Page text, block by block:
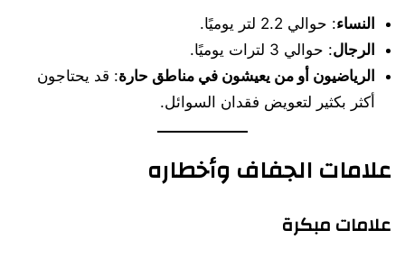
النساء: حوالي 2.2 لتر يوميًا.
الرجال: حوالي 3 لترات يوميًا.
الرياضيون أو من يعيشون في مناطق حارة: قد يحتاجون
أكثر بكثير لتعويض فقدان السوائل.
علامات الجفاف وأخطاره
علامات مبكرة